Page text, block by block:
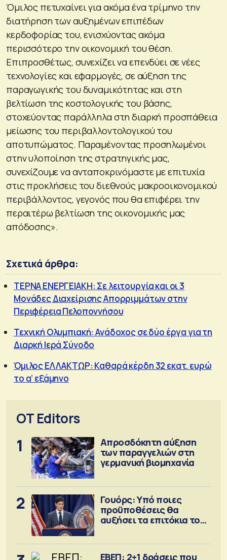
Όμιλος πετυχαίνει για ακόμα ένα τρίμηνο την
διατήρηση των αυξημένων επιπέδων
κερδοφορίας του, ενισχύοντας ακόμα
περισσότερο την οικονομική του θέση.
Επιπροσθέτως, συνεχίζει να επενδύει σε νέες
τεχνολογίες και εφαρμογές, σε αύξηση της
παραγωγικής του δυναμικότητας και στη
βελτίωση της κοστολογικής του βάσης,
στοχεύοντας παράλληλα στη διαρκή προσπάθεια
μείωσης του περιβαλλοντολογικού του
αποτυπώματος. Παραμένοντας προσηλωμένοι
στην υλοποίηση της στρατηγικής μας,
συνεχίζουμε να ανταποκρινόμαστε με επιτυχία
στις προκλήσεις του διεθνούς μακροοικονομικού
περιβάλλοντος, γεγονός που θα επιφέρει την
περαιτέρω βελτίωση της οικονομικής μας
απόδοσης».
Σχετικά άρθρα:
ΤΕΡΝΑ ΕΝΕΡΓΕΙΑΚΗ: Σε λειτουργία και οι 3
Μονάδες Διαχείρισης Απορριμμάτων στην
Περιφέρεια Πελοποννήσου
Τεχνική Ολυμπιακή: Ανάδοχος σε δύο έργα για τη
Διαρκή Ιερά Σύνοδο
Όμιλος ΕΛΛΑΚΤΩΡ: Καθαρά κέρδη 32 εκατ. ευρώ
το α’ εξάμηνο
OT Editors
1
Απροσδόκητη αύξηση
των παραγγελιών στη
γερμανική βιομηχανία
2
Γουόρς: Υπό ποιες
προϋποθέσεις θα
αυξήσει τα επιτόκια τον
ΕΒΕΠ: 2+1 δράσεις που